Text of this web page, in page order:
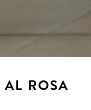
ROSA